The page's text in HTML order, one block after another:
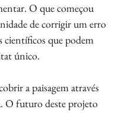
O que começou
de corrigir um erro
científicos que podem
único.
a paisagem através
O futuro deste projeto